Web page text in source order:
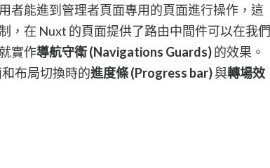
者能進到管理者頁面專用的頁面進行操作，這
，在 Nuxt 的頁面提供了路由中間件可以在我們
實作導航守衛 (Navigations Guards)的效果。
布局切換時的進度條 (Progress bar)與轉場效